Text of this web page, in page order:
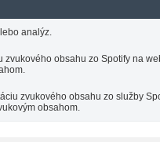
analýz.
obsahu zo Spotify na
zvukového obsahu zo služby
obsahom.